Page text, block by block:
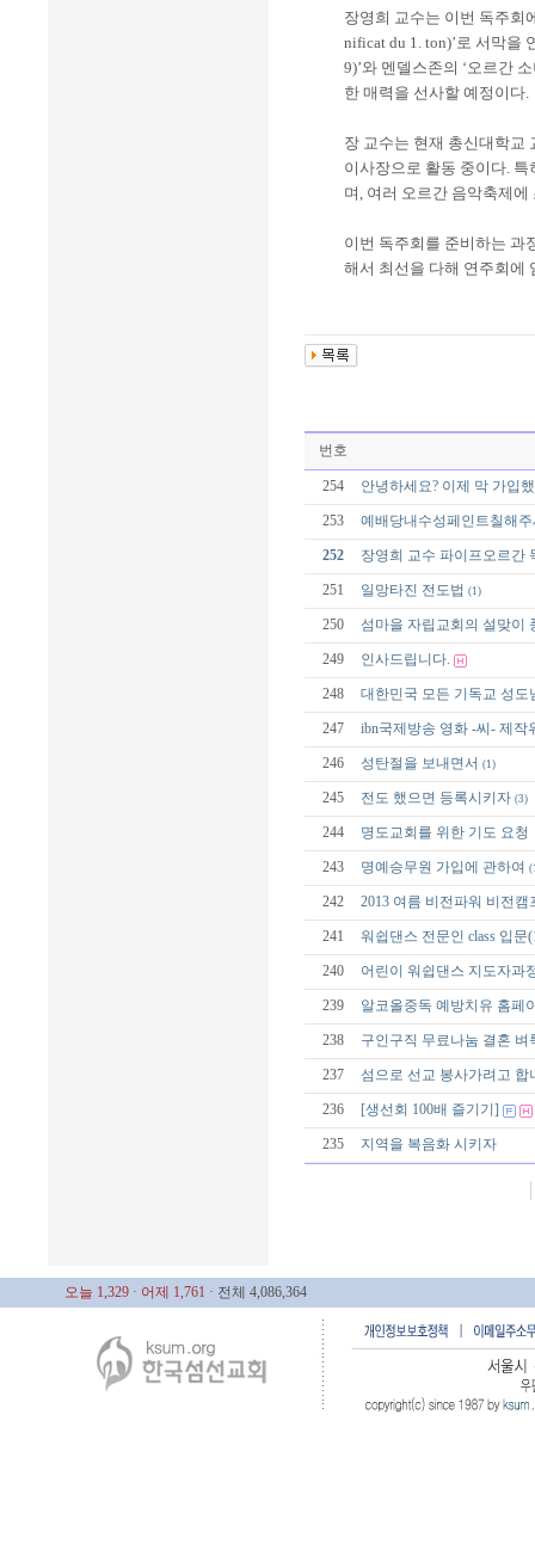
장영희 교수는 이번 독주회
nificat du 1. ton)’로 서막을
9)’와 멘델스존의 ‘오르간
한 매력을 선사할 예정이다.
장 교수는 현재 총신대학교
이사장으로 활동 중이다. 특
며, 여러 오르간 음악축제
이번 독주회를 준비하는 과
해서 최선을 다해 연주회에
번호
254 안녕하세요? 이제 막 가입
253 예배당내수성페인트칠해
252 장영희 교수 파이프오르간
251 일망타진 전도법 (1)
250 섬마을 자립교회의 설맞이
249 인사드립니다.
248 대한민국 모든 기독교 성
247 ibn국제방송 영화 -씨- 제작
246 성탄절을 보내면서 (1)
245 전도 했으면 등록시키자 (3)
244 명도교회를 위한 기도 요청
243 명예승무원 가입에 관하여
242 2013 여름 비전파워 비전
241 워쉽댄스 전문인 class 입
240 어린이 워쉽댄스 지도자과
239 알코올중독 예방치유 홈페
238 구인구직 무료나눔 결혼 벼
237 섬으로 선교 봉사가려고 합
236 [생선회 100배 즐기기]
235 지역을 복음화 시키자
오늘 1,329 · 어제 1,761 · 전체 4,086,364